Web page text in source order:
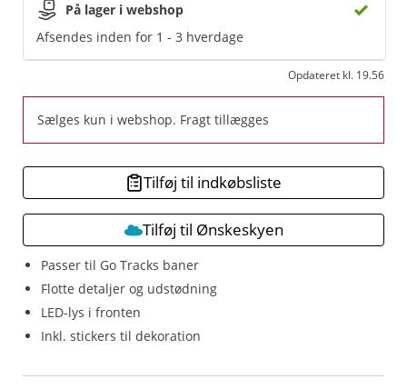
Passer til Go Tracks baner
Flotte detaljer og udstødning
LED-lys i fronten
Inkl. stickers til dekoration
På lager i webshop
Afsendes inden for 1 - 3 hverdage
Opdateret kl. 19.56
Sælges kun i webshop. Fragt tillægges
Tilføj til indkøbsliste
Tilføj til Ønskeskyen